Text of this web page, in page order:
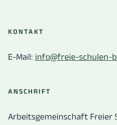
KONTAKT
E-Mail: info@freie-schulen-
ANSCHRIFT
Arbeitsgemeinschaft Freier